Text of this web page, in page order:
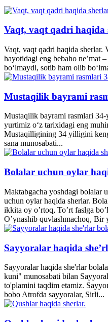
Vaqt, vaqt qadri haqida
Vaqt, vaqt qadri haqida
hayotidagi eng bebaho ne’mat
bo‘lmaydi, sotib ham olib
Mustaqilik bayrami
Mustaqilik bayrami rasmlari
yurtimiz o‘z tarixidagi eng
Mustaqilligining 34 yilligini
sana munosabati...
Bolalar uchun oylar
Maktabgacha yoshdagi bolalar
uchun oylar haqida sherlar.
ikkita oy o’rtoq, To’rt faslga
O’ynashib quvlashmachoq, Bir
Sayyoralar haqida
Sayyoralar haqida she'rlar
kuni" munosabati bilan
to'plamini taqdim etamiz.
bobo Atrofda sayyoralar, Sirli...